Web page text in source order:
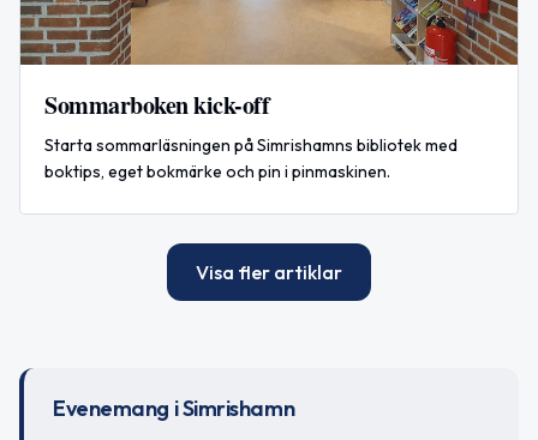
Sommarboken kick-off
Starta sommarläsningen på Simrishamns bibliotek med
boktips, eget bokmärke och pin i pinmaskinen.
Visa fler artiklar
Evenemang i Simrishamn